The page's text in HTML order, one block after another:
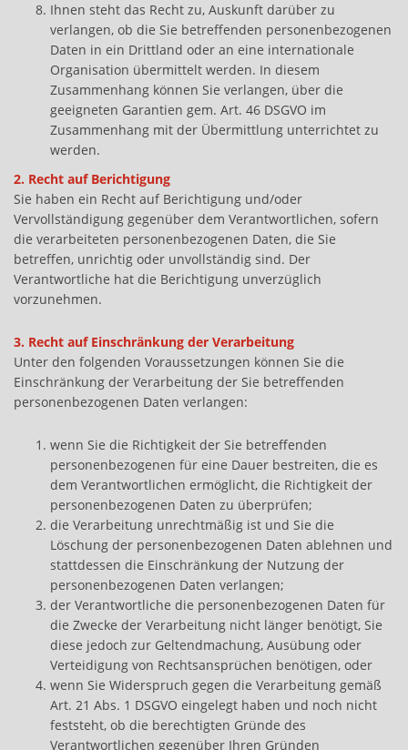
Ihnen steht das Recht zu, Auskunft darüber zu
verlangen, ob die Sie betreffenden personenbezogenen
Daten in ein Drittland oder an eine internationale
Organisation übermittelt werden. In diesem
Zusammenhang können Sie verlangen, über die
geeigneten Garantien gem. Art. 46 DSGVO im
Zusammenhang mit der Übermittlung unterrichtet zu
werden.
2. Recht auf Berichtigung
Sie haben ein Recht auf Berichtigung und/oder
Vervollständigung gegenüber dem Verantwortlichen, sofern
die verarbeiteten personenbezogenen Daten, die Sie
betreffen, unrichtig oder unvollständig sind. Der
Verantwortliche hat die Berichtigung unverzüglich
vorzunehmen.
3. Recht auf Einschränkung der Verarbeitung
Unter den folgenden Voraussetzungen können Sie die
Einschränkung der Verarbeitung der Sie betreffenden
personenbezogenen Daten verlangen:
wenn Sie die Richtigkeit der Sie betreffenden
personenbezogenen für eine Dauer bestreiten, die es
dem Verantwortlichen ermöglicht, die Richtigkeit der
personenbezogenen Daten zu überprüfen;
die Verarbeitung unrechtmäßig ist und Sie die
Löschung der personenbezogenen Daten ablehnen und
stattdessen die Einschränkung der Nutzung der
personenbezogenen Daten verlangen;
der Verantwortliche die personenbezogenen Daten für
die Zwecke der Verarbeitung nicht länger benötigt, Sie
diese jedoch zur Geltendmachung, Ausübung oder
Verteidigung von Rechtsansprüchen benötigen, oder
wenn Sie Widerspruch gegen die Verarbeitung gemäß
Art. 21 Abs. 1 DSGVO eingelegt haben und noch nicht
feststeht, ob die berechtigten Gründe des
Verantwortlichen gegenüber Ihren Gründen